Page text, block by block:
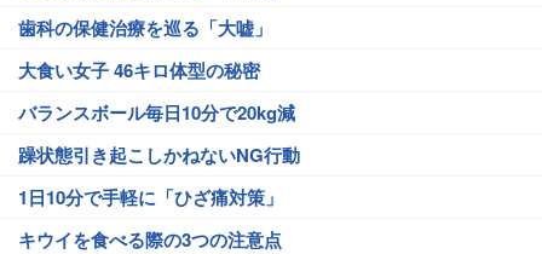
歯科の保健治療を巡る「大嘘」
大食い女子 46キロ体型の秘密
バランスボール毎日10分で20kg減
躁状態引き起こしかねないNG行動
1日10分で手軽に「ひざ痛対策」
キウイを食べる際の3つの注意点